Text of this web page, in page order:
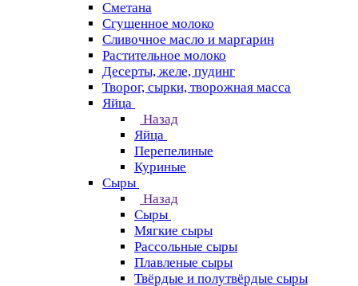
Сметана
Сгущенное молоко
Сливочное масло и маргарин
Растительное молоко
Десерты, желе, пудинг
Творог, сырки, творожная масса
Яйца
Назад
Яйца
Перепелиные
Куриные
Сыры
Назад
Сыры
Мягкие сыры
Рассольные сыры
Плавленые сыры
Твёрдые и полутвёрдые сыры